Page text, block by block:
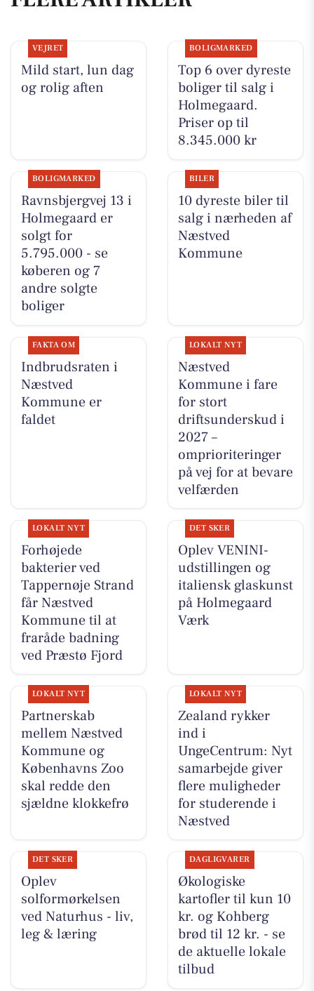
VEJRET
Mild start, lun dag
og rolig aften
BOLIGMARKED
Top 6 over dyreste
boliger til salg i
Holmegaard.
Priser op til
8.345.000 kr
BOLIGMARKED
Ravnsbjergvej 13 i
Holmegaard er
solgt for
5.795.000 - se
køberen og 7
andre solgte
boliger
BILER
10 dyreste biler til
salg i nærheden af
Næstved
Kommune
FAKTA OM
Indbrudsraten i
Næstved
Kommune er
faldet
LOKALT NYT
Næstved
Kommune i fare
for stort
driftsunderskud i
2027 –
omprioriteringer
på vej for at bevare
velfærden
LOKALT NYT
Forhøjede
bakterier ved
Tappernøje Strand
får Næstved
Kommune til at
fraråde badning
ved Præstø Fjord
DET SKER
Oplev VENINI-
udstillingen og
italiensk glaskunst
på Holmegaard
Værk
LOKALT NYT
Partnerskab
mellem Næstved
Kommune og
Københavns Zoo
skal redde den
sjældne klokkefrø
LOKALT NYT
Zealand rykker
ind i
UngeCentrum: Nyt
samarbejde giver
flere muligheder
for studerende i
Næstved
DET SKER
Oplev
solformørkelsen
ved Naturhus - liv,
leg & læring
DAGLIGVARER
Økologiske
kartofler til kun 10
kr. og Kohberg
brød til 12 kr. - se
de aktuelle lokale
tilbud